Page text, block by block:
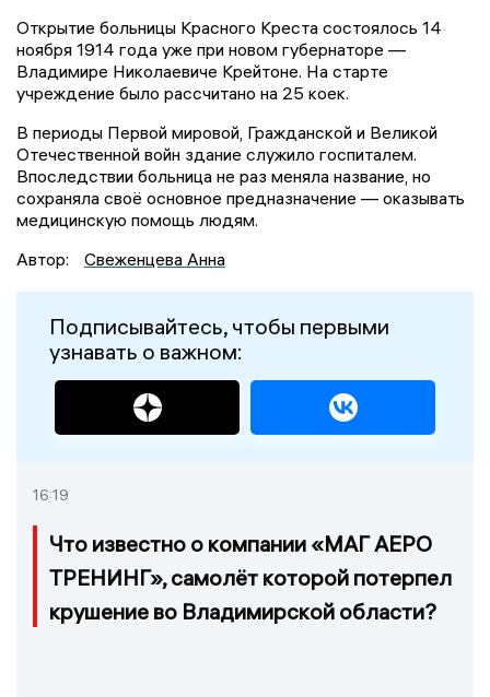
Открытие больницы Красного Креста состоялось 14
ноября 1914 года уже при новом губернаторе —
Владимире Николаевиче Крейтоне. На старте
учреждение было рассчитано на 25 коек.
В периоды Первой мировой, Гражданской и Великой
Отечественной войн здание служило госпиталем.
Впоследствии больница не раз меняла название, но
сохраняла своё основное предназначение — оказывать
медицинскую помощь людям.
Автор:
Свеженцева Анна
Подписывайтесь, чтобы первыми
узнавать о важном:
16:19
Что известно о компании «МАГ АЕРО
ТРЕНИНГ», самолёт которой потерпел
крушение во Владимирской области?